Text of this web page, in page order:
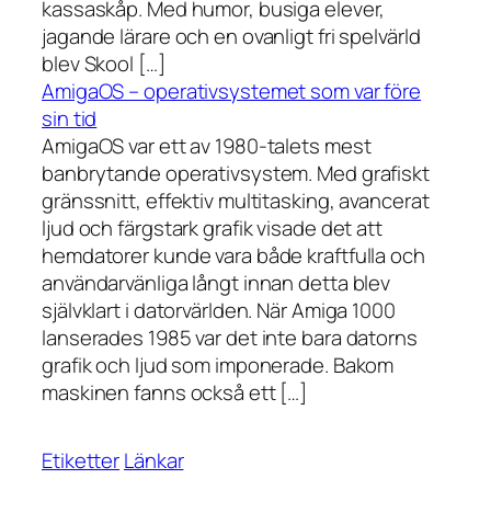
kassaskåp. Med humor, busiga elever,
jagande lärare och en ovanligt fri spelvärld
blev Skool […]
AmigaOS – operativsystemet som var före
sin tid
AmigaOS var ett av 1980-talets mest
banbrytande operativsystem. Med grafiskt
gränssnitt, effektiv multitasking, avancerat
ljud och färgstark grafik visade det att
hemdatorer kunde vara både kraftfulla och
användarvänliga långt innan detta blev
självklart i datorvärlden. När Amiga 1000
lanserades 1985 var det inte bara datorns
grafik och ljud som imponerade. Bakom
maskinen fanns också ett […]
EtiketterLänkar